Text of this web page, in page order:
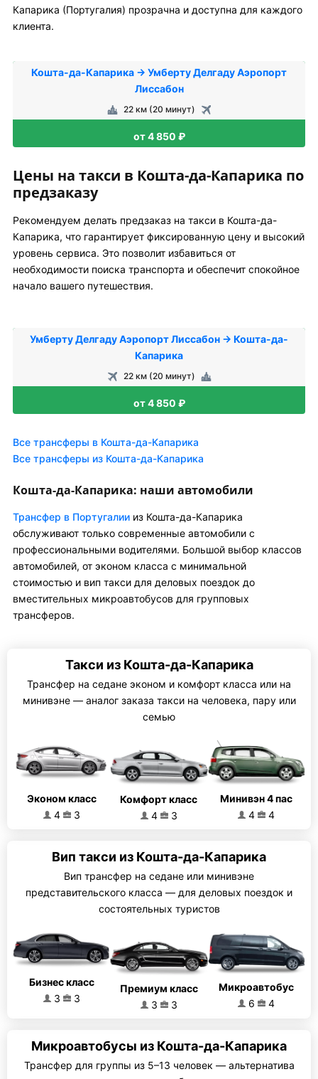
Капарика (Португалия) прозрачна и доступна для каждого
клиента.
Кошта-да-Капарика → Умберту Делгаду Аэропорт
Лиссабон
22 км (20 минут)
от 4 850 ₽
Цены на такси в Кошта-да-Капарика по
предзаказу
Рекомендуем делать предзаказ на такси в Кошта-да-
Капарика, что гарантирует фиксированную цену и высокий
уровень сервиса. Это позволит избавиться от
необходимости поиска транспорта и обеспечит спокойное
начало вашего путешествия.
Умберту Делгаду Аэропорт Лиссабон → Кошта-да-
Капарика
22 км (20 минут)
от 4 850 ₽
Все трансферы в Кошта-да-Капарика
Все трансферы из Кошта-да-Капарика
Кошта-да-Капарика: наши автомобили
Трансфер в Португалии из Кошта-да-Капарика
обслуживают только современные автомобили с
профессиональными водителями. Большой выбор классов
автомобилей, от эконом класса с минимальной
стоимостью и вип такси для деловых поездок до
вместительных микроавтобусов для групповых
трансферов.
Такси из Кошта-да-Капарика
Трансфер на седане эконом и комфорт класса или на
минивэне — аналог заказа такси на человека, пару или
семью
Эконом класс
4
3
Комфорт класс
4
3
Минивэн 4 пас
4
4
Вип такси из Кошта-да-Капарика
Вип трансфер на седане или минивэне
представительского класса — для деловых поездок и
состоятельных туристов
Бизнес класс
3
3
Премиум класс
3
3
Микроавтобус
6
4
Микроавтобусы из Кошта-да-Капарика
Трансфер для группы из 5–13 человек — альтернатива